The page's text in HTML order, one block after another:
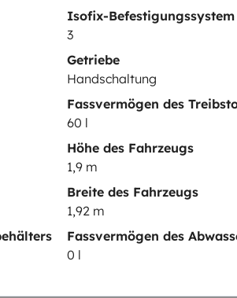
Isofix-Befestigungssystem
3
Getriebe
Handschaltung
Fassvermögen des
60 l
Höhe des Fahrzeugs
1,9 m
Breite des Fahrzeugs
1,92 m
Fassvermögen des
0 l